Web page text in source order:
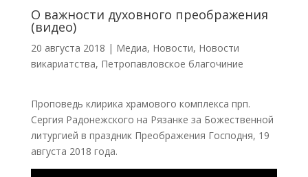
О важности духовного преображения
(видео)
20 августа 2018 | Медиа, Новости, Новости
викариатства, Петропавловское благочиние
Проповедь клирика храмового комплекса прп.
Сергия Радонежского на Рязанке за Божественной
литургией в праздник Преображения Господня, 19
августа 2018 года.